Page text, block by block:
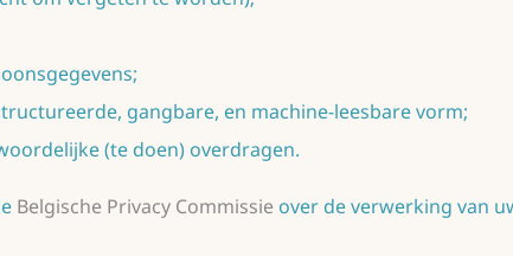
gangbare, en machine-leesbare vorm;
(te doen) overdragen.
Belgische Privacy Commissie over de verwerking van